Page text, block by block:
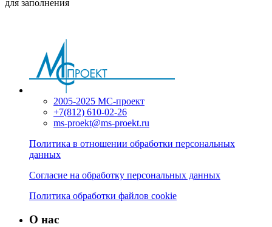
для заполнения
2005-2025 МС-проект
+7(812) 610-02-26
ms-proekt@ms-proekt.ru
Политика в отношении обработки персональных
данных
Согласие на обработку персональных данных
Политика обработки файлов cookie
О нас